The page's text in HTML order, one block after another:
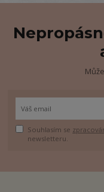
Souhlasím se
newsletteru.